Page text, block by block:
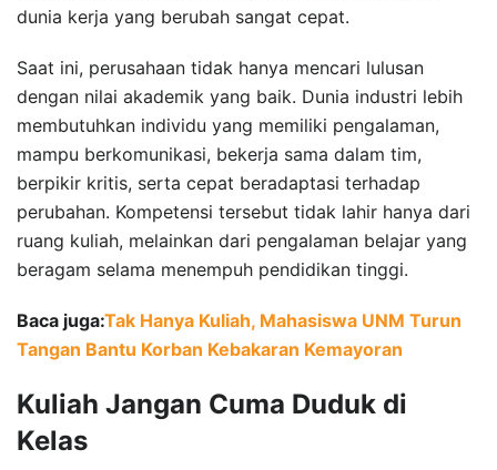
dunia kerja yang berubah sangat cepat.
Saat ini, perusahaan tidak hanya mencari lulusan
dengan nilai akademik yang baik. Dunia industri lebih
membutuhkan individu yang memiliki pengalaman,
mampu berkomunikasi, bekerja sama dalam tim,
berpikir kritis, serta cepat beradaptasi terhadap
perubahan. Kompetensi tersebut tidak lahir hanya dari
ruang kuliah, melainkan dari pengalaman belajar yang
beragam selama menempuh pendidikan tinggi.
Baca juga:Tak Hanya Kuliah, Mahasiswa UNM Turun
Tangan Bantu Korban Kebakaran Kemayoran
Kuliah Jangan Cuma Duduk di
Kelas